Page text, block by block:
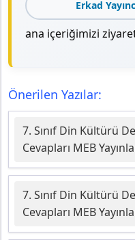
Erkad
ana içeriğimizi
Önerilen Yazılar:
7. Sınıf Din Kültürü
Cevapları MEB
7. Sınıf Din Kültürü
Cevapları MEB